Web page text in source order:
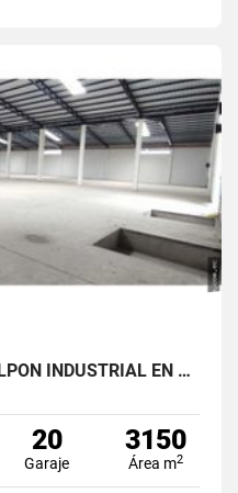
OPORTUNIDAD DURAN GALPON INDUSTRIAL EN VENTA LAS BRISAS
20
Garaje
3150
Área m2